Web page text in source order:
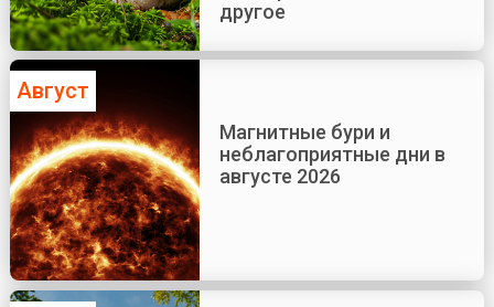
другое
Август
Магнитные бури и
неблагоприятные дни в
августе 2026